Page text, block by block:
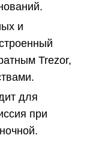
и
Trezor,
для
при